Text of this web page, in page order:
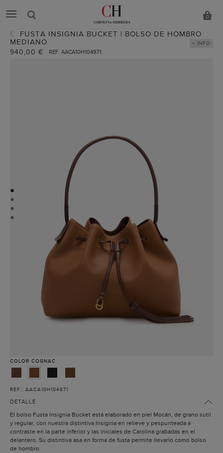
0
FUSTA INSIGNIA BUCKET | BOLSO DE HOMBRO
MEDIANO
940,00 € REF. AACA10H104971
+ INFO
●
●
●
●
COLOR COGNAC
REF.: AACA10H104971
DETALLE
El bolso Fusta Insignia Bucket está elaborado en piel Mocán, de grano sutil
y regular, con nuestra distintiva Insignia en relieve y pespunteada a
contraste en la parte inferior y las iniciales de Carolina grabadas en el
delantero. Su distintiva asa en forma de fusta permite llevarlo como bolso
de hombro.